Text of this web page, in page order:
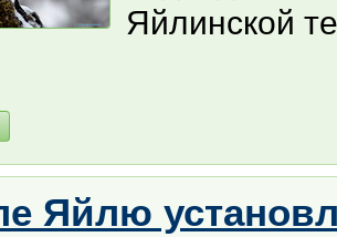
Яйлинской
Яйлю